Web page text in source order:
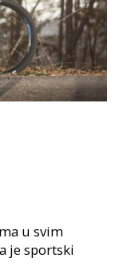
u svim
je sportski